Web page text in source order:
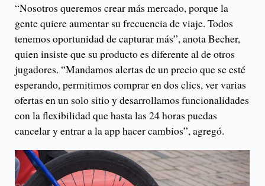
“Nosotros queremos crear más mercado, porque la
gente quiere aumentar su frecuencia de viaje. Todos
tenemos oportunidad de capturar más”, anota Becher,
quien insiste que su producto es diferente al de otros
jugadores. “Mandamos alertas de un precio que se esté
esperando, permitimos comprar en dos clics, ver varias
ofertas en un solo sitio y desarrollamos funcionalidades
con la flexibilidad que hasta las 24 horas puedas
cancelar y entrar a la app hacer cambios”, agregó.